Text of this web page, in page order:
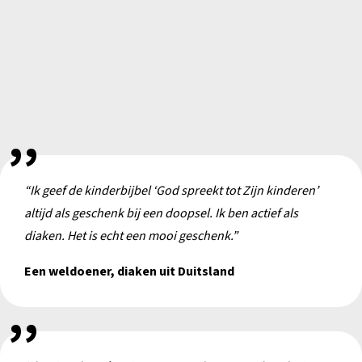
“Ik geef de kinderbijbel ‘God spreekt tot Zijn kinderen’
altijd als geschenk bij een doopsel. Ik ben actief als
diaken. Het is echt een mooi geschenk.”
Een weldoener, diaken uit Duitsland